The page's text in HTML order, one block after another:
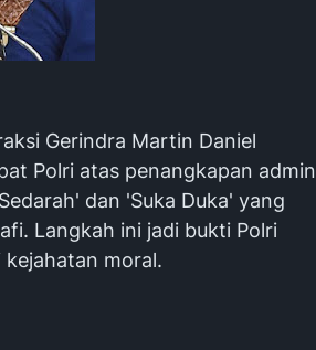
Gerindra Martin Daniel
Polri atas penangkapan admin
dan 'Suka Duka' yang
Langkah ini jadi bukti Polri
moral.